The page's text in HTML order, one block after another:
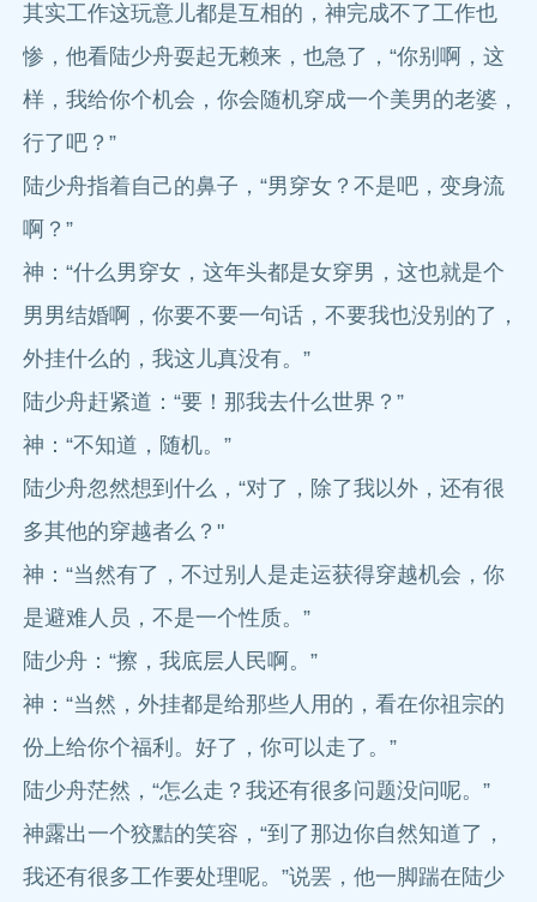
其实工作这玩意儿都是互相的，神完成不了工作也
惨，他看陆少舟耍起无赖来，也急了，“你别啊，这
样，我给你个机会，你会随机穿成一个美男的老婆，
行了吧？”
陆少舟指着自己的鼻子，“男穿女？不是吧，变身流
啊？”
神：“什么男穿女，这年头都是女穿男，这也就是个
男男结婚啊，你要不要一句话，不要我也没别的了，
外挂什么的，我这儿真没有。”
陆少舟赶紧道：“要！那我去什么世界？”
神：“不知道，随机。”
陆少舟忽然想到什么，“对了，除了我以外，还有很
多其他的穿越者么？"
神：“当然有了，不过别人是走运获得穿越机会，你
是避难人员，不是一个性质。”
陆少舟：“擦，我底层人民啊。”
神：“当然，外挂都是给那些人用的，看在你祖宗的
份上给你个福利。好了，你可以走了。”
陆少舟茫然，“怎么走？我还有很多问题没问呢。”
神露出一个狡黠的笑容，“到了那边你自然知道了，
我还有很多工作要处理呢。”说罢，他一脚踹在陆少